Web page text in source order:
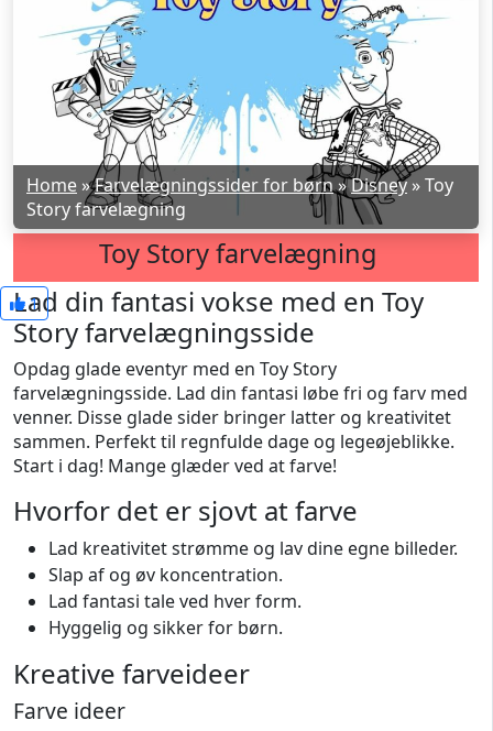
Home »Farvelægningssider for børn»Disney»Toy
Story farvelægning
Toy Story farvelægning
1
Lad din fantasi vokse med en Toy
Story farvelægningsside
Opdag glade eventyr med en Toy Story
farvelægningsside. Lad din fantasi løbe fri og farv med
venner. Disse glade sider bringer latter og kreativitet
sammen. Perfekt til regnfulde dage og legeøjeblikke.
Start i dag! Mange glæder ved at farve!
Hvorfor det er sjovt at farve
Lad kreativitet strømme og lav dine egne billeder.
Slap af og øv koncentration.
Lad fantasi tale ved hver form.
Hyggelig og sikker for børn.
Kreative farveideer
Farve ideer